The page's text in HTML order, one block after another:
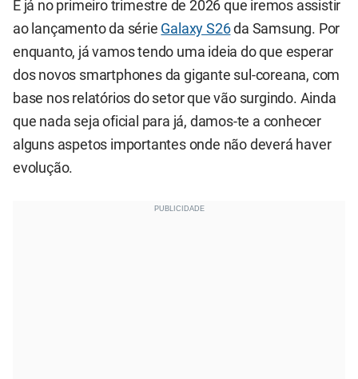
É já no primeiro trimestre de 2026 que iremos assistir
ao lançamento da série Galaxy S26da Samsung. Por
enquanto, já vamos tendo uma ideia do que esperar
dos novos smartphones da gigante sul-coreana, com
base nos relatórios do setor que vão surgindo. Ainda
que nada seja oficial para já, damos-te a conhecer
alguns aspetos importantes onde não deverá haver
evolução.